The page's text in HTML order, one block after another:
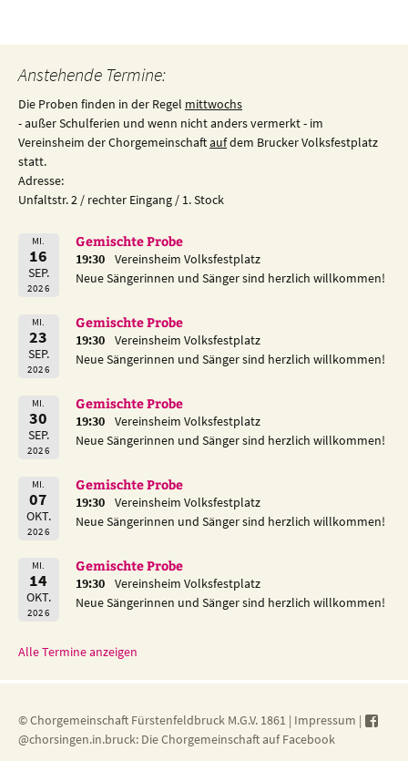
Anstehende Termine:
Die Proben finden in der Regel mittwochs
- außer Schulferien und wenn nicht anders vermerkt - im
Vereinsheim der Chorgemeinschaftaufdem Brucker Volksfestplatz
statt.
Adresse:
Unfaltstr. 2 / rechter Eingang / 1. Stock
MI.
16
SEP.
2026
Gemischte Probe
19:30
Vereinsheim Volksfestplatz
Neue Sängerinnen und Sänger sind herzlich willkommen!
MI.
23
SEP.
2026
Gemischte Probe
19:30
Vereinsheim Volksfestplatz
Neue Sängerinnen und Sänger sind herzlich willkommen!
MI.
30
SEP.
2026
Gemischte Probe
19:30
Vereinsheim Volksfestplatz
Neue Sängerinnen und Sänger sind herzlich willkommen!
MI.
07
OKT.
2026
Gemischte Probe
19:30
Vereinsheim Volksfestplatz
Neue Sängerinnen und Sänger sind herzlich willkommen!
MI.
14
OKT.
2026
Gemischte Probe
19:30
Vereinsheim Volksfestplatz
Neue Sängerinnen und Sänger sind herzlich willkommen!
Alle Termine anzeigen
© Chorgemeinschaft Fürstenfeldbruck M.G.V. 1861 | Impressum |
@chorsingen.in.bruck: Die Chorgemeinschaft auf Facebook